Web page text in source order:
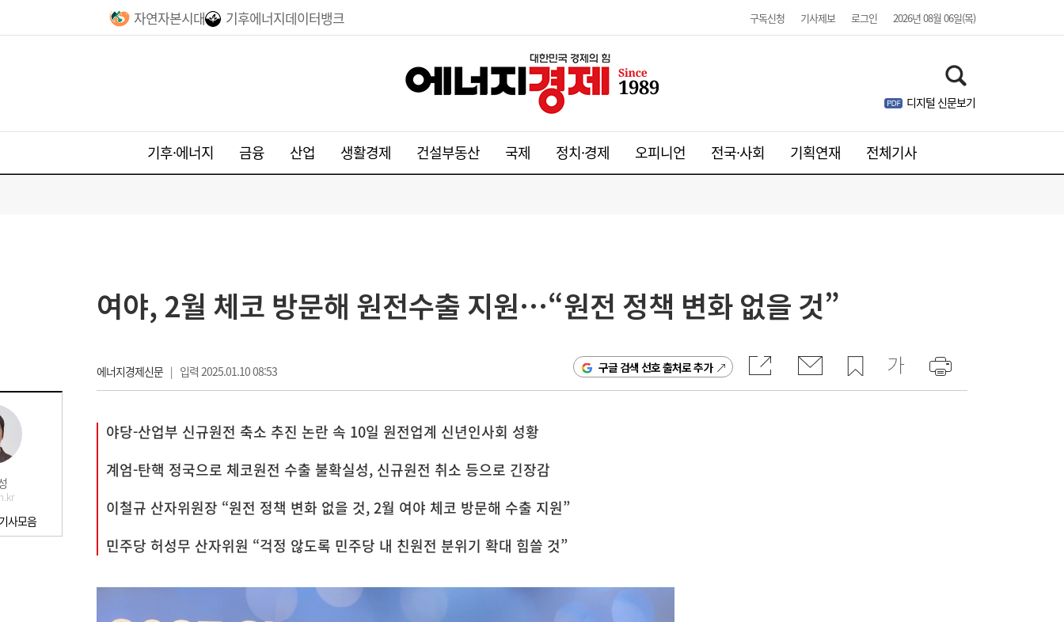
자연자본시대 기후에너지데이터뱅크 구독신청 기사제보 로그인 2026년 08월 06일(목)
디지털 신문보기
기후·에너지 금융 산업 생활경제 건설부동산 국제 정치·경제 오피니언 전국·사회 기획연재 전체기사
사모음
여야, 2월 체코 방문해 원전수출 지원…“원전 정책 변화 없을 것”
에너지경제신문| 입력 2025.01.10 08:53 구글 검색 선호 출처로 추가
야당-산업부 신규원전 축소 추진 논란 속 10일 원전업계 신년인사회 성황
계엄-탄핵 정국으로 체코원전 수출 불확실성, 신규원전 취소 등으로 긴장감
이철규 산자위원장 “원전 정책 변화 없을 것, 2월 여야 체코 방문해 수출 지원”
민주당 허성무 산자위원 “걱정 않도록 민주당 내 친원전 분위기 확대 힘쓸 것”
아스트로마, 인도네시아 탄소포집 시장 진출